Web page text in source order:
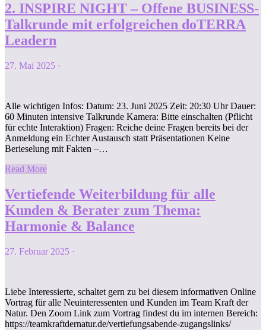
2. INSPIRE NIGHT – Offene BUSINESS-
Talkrunde mit erfolgreichen doTERRA
Leadern
27. Mai 2025 ·
Alle wichtigen Infos: Datum: 23. Juni 2025 Zeit: 20:30 Uhr Dauer:
60 Minuten intensive Talkrunde Kamera: Bitte einschalten (Pflicht
für echte Interaktion) Fragen: Reiche deine Fragen bereits bei der
Anmeldung ein Echter Austausch statt Präsentationen Keine
Berieselung mit Fakten –…
Read More
Vertiefende Weiterbildung für alle
Kunden & Berater zum Thema:
Harmonie & Balance
27. Februar 2025 ·
Liebe Interessierte, schaltet gern zu bei diesem informativen Online
Vortrag für alle Neuinteressenten und Kunden im Team Kraft der
Natur. Den Zoom Link zum Vortrag findest du im internen Bereich:
https://teamkraftdernatur.de/vertiefungsabende-zugangslinks/